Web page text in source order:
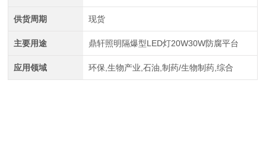
供货周期 现货
主要用途 鼎轩照明隔爆型LED灯20W30W防腐平台
应用领域 环保,生物产业,石油,制药/生物制药,综合